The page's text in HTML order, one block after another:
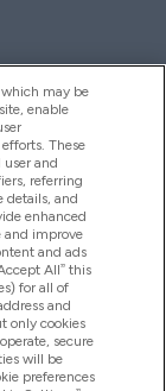
may be
enable
These
user and
referring
details, and
enhanced
and improve
and ads
All” this
for all of
and
only cookies
secure
will be
preferences